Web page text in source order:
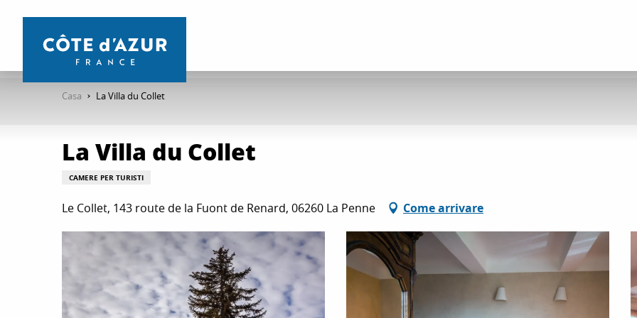
contenu
Casa La Villa du Collet
La Villa du Collet
CAMERE PER TURISTI
Le Collet, 143 route de la Fuont de Renard, 06260 La Penne Come arrivare